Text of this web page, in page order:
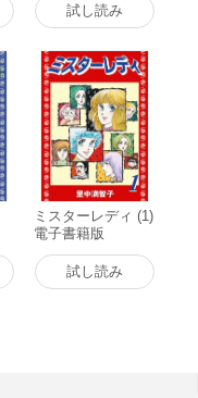
試し読み
ミスターレディ (1)
電子書籍版
試し読み